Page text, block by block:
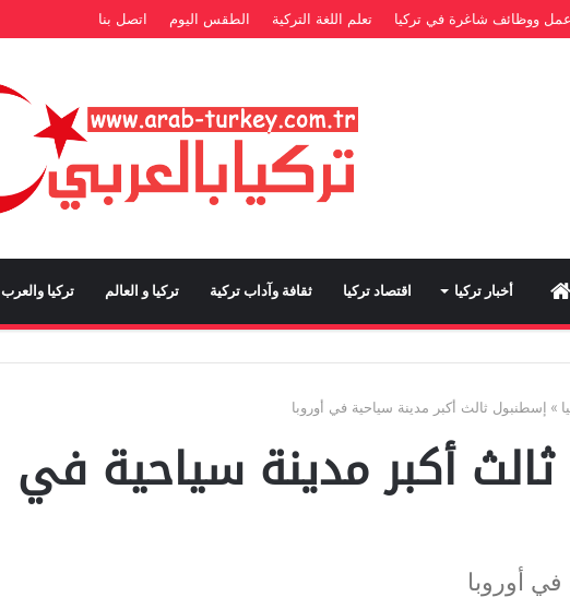
ووظائف شاغرة في تركيا تعلم اللغة التركية الطقس اليوم اتصل بنا
Home أخبار تركيا اقتصاد تركيا ثقافة وآداب تركية تركيا و العالم تركيا والعرب
» إسطنبول ثالث أكبر مدينة سياحية في أوروبا
أكبر مدينة سياحية في
في أوروبا